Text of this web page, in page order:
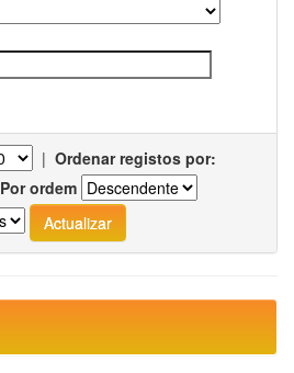
| Ordenar registos por:
Por ordem